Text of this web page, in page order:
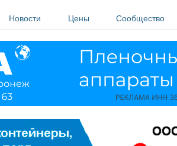
Новости
Цены Сообщество